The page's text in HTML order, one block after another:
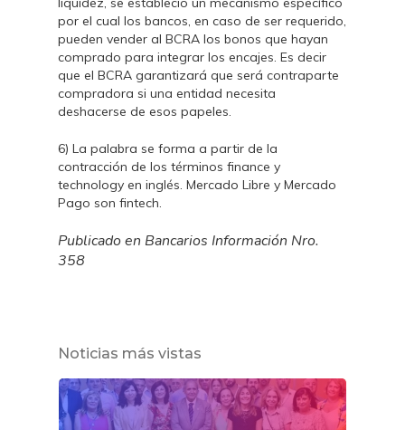
por el cual los bancos, en caso de ser requerido,
pueden vender al BCRA los bonos que hayan
comprado para integrar los encajes. Es decir
que el BCRA garantizará que será contraparte
compradora si una entidad necesita
deshacerse de esos papeles.
6) La palabra se forma a partir de la
contracción de los términos finance y
technology en inglés. Mercado Libre y Mercado
Pago son fintech.
Publicado en Bancarios Información Nro.
358
Noticias más vistas